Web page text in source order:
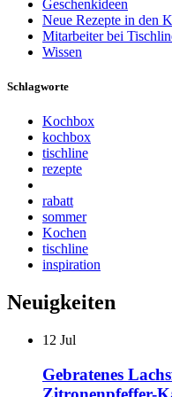
Geschenkideen
Neue Rezepte in den
Mitarbeiter bei
Wissen
Schlagworte
Kochbox
kochbox
tischline
rezepte
rabatt
sommer
Kochen
tischline
inspiration
Neuigkeiten
12 Jul
Gebratenes